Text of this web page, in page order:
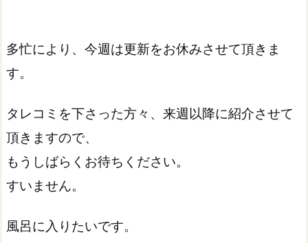
多忙により、今週は更新をお休みさせて頂きま
す。
タレコミを下さった方々、来週以降に紹介させて
頂きますので、
もうしばらくお待ちください。
すいません。
風呂に入りたいです。